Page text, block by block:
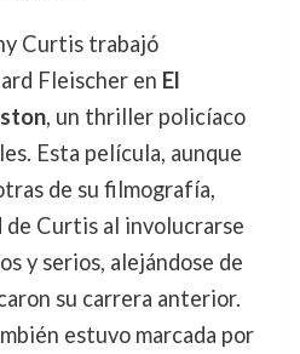
Curtis trabajó
Fleischer en El
, un thriller policíaco
Esta película, aunque
de su filmografía,
Curtis al involucrarse
y serios, alejándose de
su carrera anterior.
estuvo marcada por